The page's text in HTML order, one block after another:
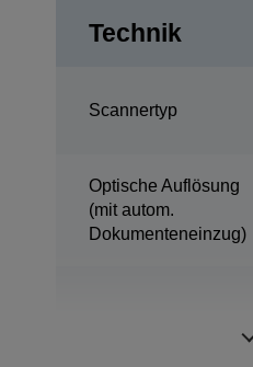
Technik
Scannertyp
Optische Auflösung
(mit autom.
Dokumenteneinzug)